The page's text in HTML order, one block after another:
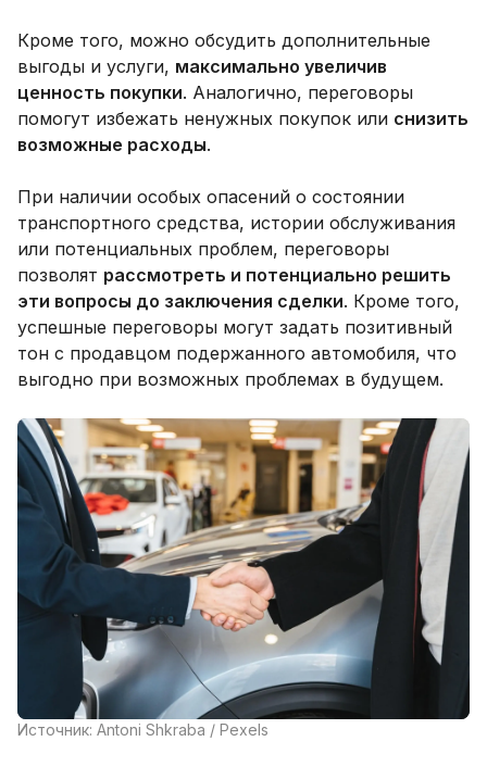
Кроме того, можно обсудить дополнительные
выгоды и услуги, максимально увеличив
ценность покупки. Аналогично, переговоры
помогут избежать ненужных покупок или снизить
возможные расходы.
При наличии особых опасений о состоянии
транспортного средства, истории обслуживания
или потенциальных проблем, переговоры
позволят рассмотреть и потенциально решить
эти вопросы до заключения сделки. Кроме того,
успешные переговоры могут задать позитивный
тон с продавцом подержанного автомобиля, что
выгодно при возможных проблемах в будущем.
Источник: Antoni Shkraba / Pexels